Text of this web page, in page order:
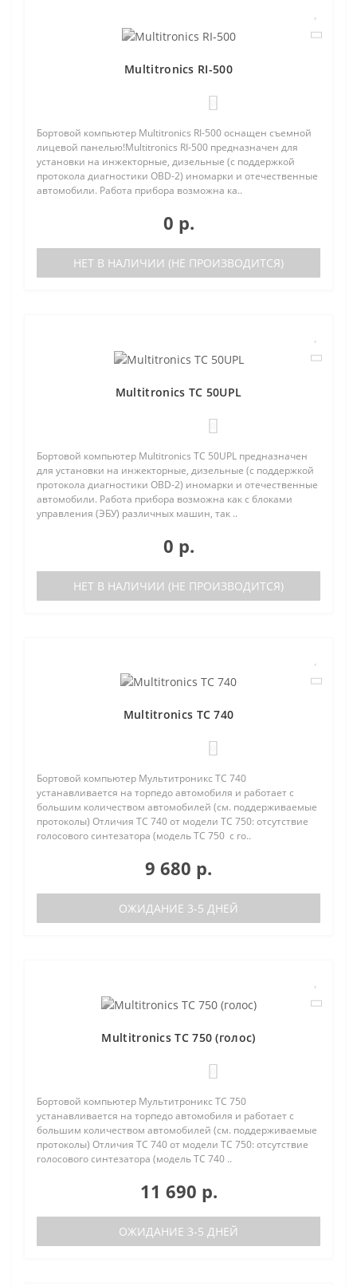
Multitronics RI-500
Бортовой компьютер Multitronics RI-500 оснащен съемной
лицевой панелью!Multitronics RI-500 предназначен для
установки на инжекторные, дизельные (с поддержкой
протокола диагностики OBD-2) иномарки и отечественные
автомобили. Работа прибора возможна ка..
0 р.
НЕТ В НАЛИЧИИ (НЕ ПРОИЗВОДИТСЯ)
Multitronics TC 50UPL
Бортовой компьютер Multitronics TC 50UPL предназначен
для установки на инжекторные, дизельные (с поддержкой
протокола диагностики OBD-2) иномарки и отечественные
автомобили. Работа прибора возможна как с блоками
управления (ЭБУ) различных машин, так ..
0 р.
НЕТ В НАЛИЧИИ (НЕ ПРОИЗВОДИТСЯ)
Multitronics TC 740
Бортовой компьютер Мультитроникс TC 740
устанавливается на торпедо автомобиля и работает с
большим количеством автомобилей (см. поддерживаемые
протоколы) Отличия TC 740 от модели TC 750: отсутствие
голосового синтезатора (модель TC 750 с го..
9 680 р.
ОЖИДАНИЕ 3-5 ДНЕЙ
Multitronics TC 750 (голос)
Бортовой компьютер Мультитроникс TC 750
устанавливается на торпедо автомобиля и работает с
большим количеством автомобилей (см. поддерживаемые
протоколы) Отличия TC 740 от модели TC 750: отсутствие
голосового синтезатора (модель TC 740 ..
11 690 р.
ОЖИДАНИЕ 3-5 ДНЕЙ